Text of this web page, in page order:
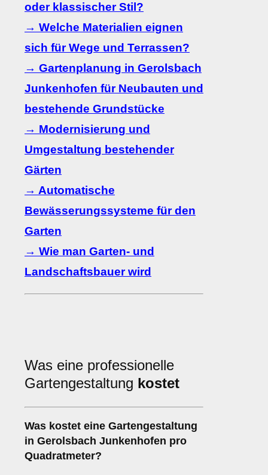
oder klassischer Stil?
→ Welche Materialien eignen
sich für Wege und Terrassen?
→ Gartenplanung in Gerolsbach
Junkenhofen für Neubauten und
bestehende Grundstücke
→ Modernisierung und
Umgestaltung bestehender
Gärten
→ Automatische
Bewässerungssysteme für den
Garten
→ Wie man Garten- und
Landschaftsbauer wird
Was eine professionelle
Gartengestaltung kostet
Was kostet eine Gartengestaltung
in Gerolsbach Junkenhofen pro
Quadratmeter?